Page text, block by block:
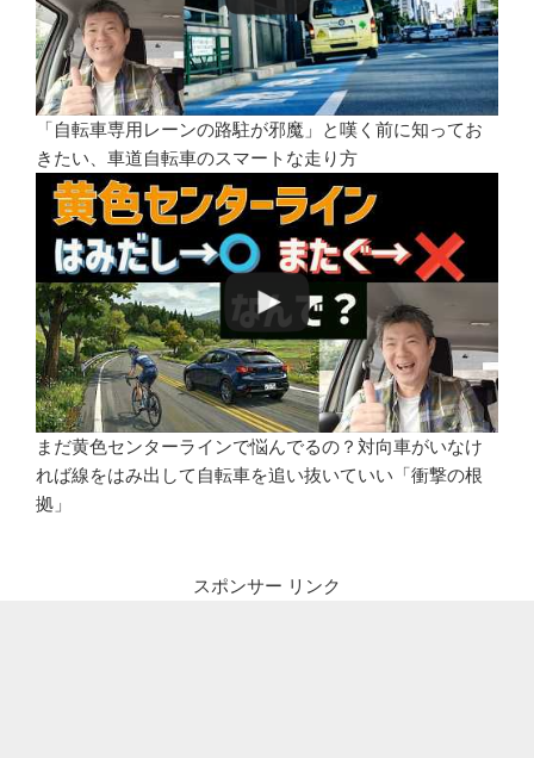
「自転車専用レーンの路駐が邪魔」と嘆く前に知ってお
きたい、車道自転車のスマートな走り方
まだ黄色センターラインで悩んでるの？対向車がいなけ
れば線をはみ出して自転車を追い抜いていい「衝撃の根
拠」
スポンサー リンク